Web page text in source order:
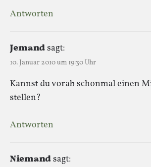
Antworten
Jemandsagt:
10. Januar 2010 um 19:30 Uhr
Kannst du vorab schonmal einen
stellen?
Antworten
Niemandsagt: